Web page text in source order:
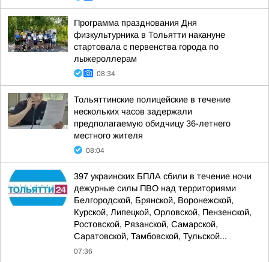
Программа празднования Дня
физкультурника в Тольятти накануне
стартовала с первенства города по
лыжероллерам
08:34
Тольяттинские полицейские в течение
нескольких часов задержали
предполагаемую обидчицу 36-летнего
местного жителя
08:04
397 украинских БПЛА сбили в течение ночи
дежурные силы ПВО над территориями
Белгородской, Брянской, Воронежской,
Курской, Липецкой, Орловской, Пензенской,
Ростовской, Рязанской, Самарской,
Саратовской, Тамбовской, Тульской...
07:36